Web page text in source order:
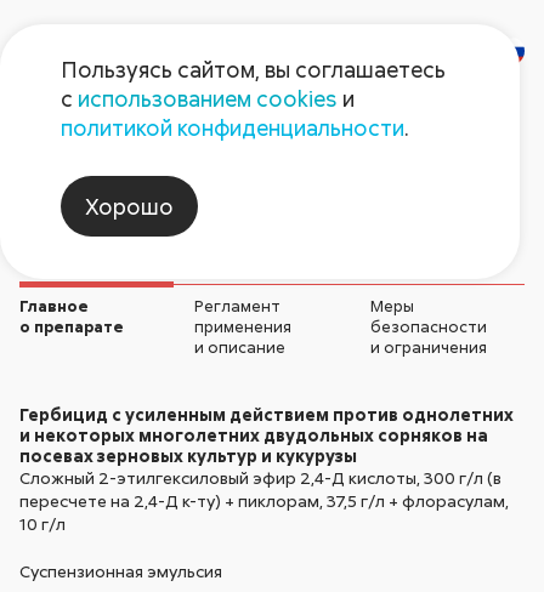
Балерина Форте
Главное
о препарате
Регламент
применения
и описание
Меры
безопасности
и ограничения
Гербицид с усиленным действием против однолетних
и некоторых многолетних двудольных сорняков на
посевах зерновых культур и кукурузы
Сложный 2-этилгексиловый эфир 2,4-Д кислоты,300 г/л (в
пересчете на 2,4-Д к-ту) + пиклорам,37,5 г/л + флорасулам,
10 г/л
Суспензионная эмульсия
Пользуясь сайтом, вы соглашаетесь
с использованием cookies и
политикой конфиденциальности.
Хорошо